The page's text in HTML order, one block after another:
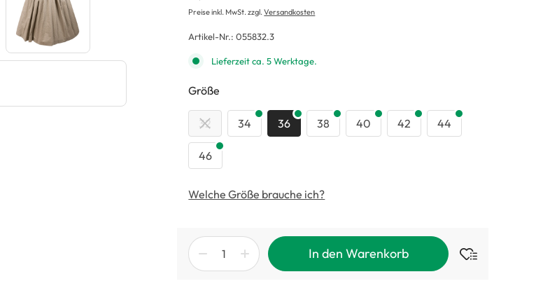
Preise inkl. MwSt. zzgl.Versandkosten
Artikel-Nr.:055832.3
Lieferzeit ca. 5 Werktage.
Größe
32 34 36 38 40 42 44
46
Welche Größe brauche ich?
In den Warenkorb